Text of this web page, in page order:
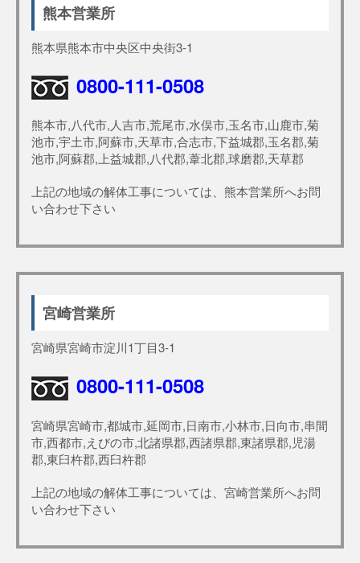
熊本営業所
熊本県熊本市中央区中央街3-1
0800-111-0508
熊本市,八代市,人吉市,荒尾市,水俣市,玉名市,山鹿市,菊
池市,宇土市,阿蘇市,天草市,合志市,下益城郡,玉名郡,菊
池市,阿蘇郡,上益城郡,八代郡,葦北郡,球磨郡,天草郡
上記の地域の解体工事については、熊本営業所へお問
い合わせ下さい
宮崎営業所
宮崎県宮崎市淀川1丁目3-1
0800-111-0508
宮崎県宮崎市,都城市,延岡市,日南市,小林市,日向市,串間
市,西都市,えびの市,北諸県郡,西諸県郡,東諸県郡,児湯
郡,東臼杵郡,西臼杵郡
上記の地域の解体工事については、宮崎営業所へお問
い合わせ下さい